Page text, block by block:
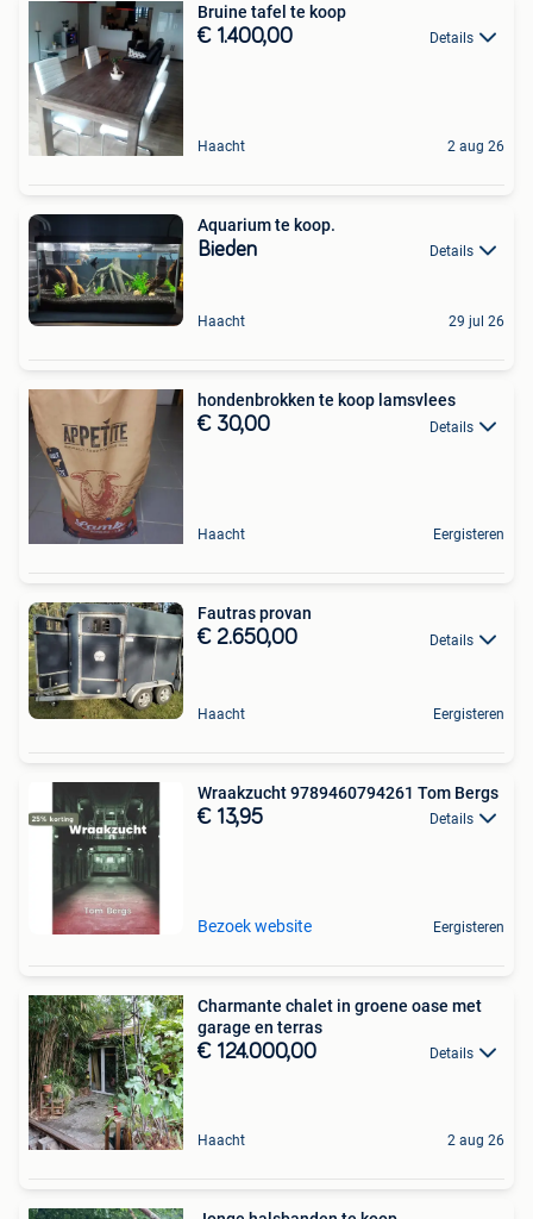
Bruine tafel te koop
€ 1.400,00 Details
Haacht 2 aug 26
Aquarium te koop.
Bieden Details
Haacht 29 jul 26
hondenbrokken te koop lamsvlees
€ 30,00 Details
Haacht Eergisteren
Fautras provan
€ 2.650,00 Details
Haacht Eergisteren
Wraakzucht 9789460794261 Tom Bergs
€ 13,95 Details
Bezoek website Eergisteren
Charmante chalet in groene oase met
garage en terras
€ 124.000,00 Details
Haacht 2 aug 26